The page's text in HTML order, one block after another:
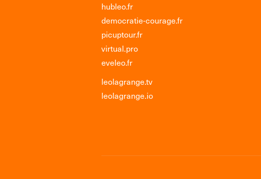
hubleo.fr
democratie-courage.fr
picuptour.fr
virtual.pro
eveleo.fr
leolagrange.tv
leolagrange.io